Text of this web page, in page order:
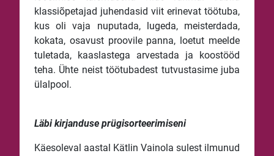
klassiõpetajad juhendasid viit erinevat töötuba,
kus oli vaja nuputada, lugeda, meisterdada,
kokata, osavust proovile panna, loetut meelde
tuletada, kaaslastega arvestada ja koostööd
teha. Ühte neist töötubadest tutvustasime juba
ülalpool.
Läbi kirjanduse prügisorteerimiseni
Käesoleval aastal Kätlin Vainola sulest ilmunud